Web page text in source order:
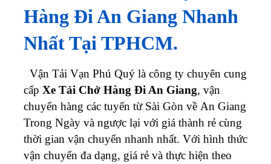
Hàng Đi An Giang Nhanh
Nhất Tại TPHCM.
Vận Tải Vạn Phú Quý là công ty chuyên cung
cấp Xe Tải Chở Hàng Đi An Giang, vận
chuyển hàng các tuyến từ Sài Gòn về An Giang
Trong Ngày và ngược lại với giá thành rẻ cùng
thời gian vận chuyển nhanh nhất. Với hình thức
vận chuyển đa dạng, giá rẻ và thực hiện theo